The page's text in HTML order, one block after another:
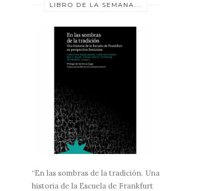
LIBRO DE LA SEMANA...
“En las sombras de la tradición. Una
historia de la Escuela de Frankfurt